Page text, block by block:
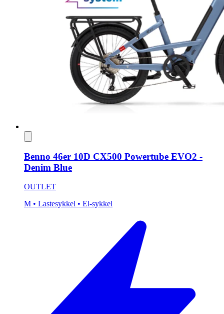
Benno 46er 10D CX500 Powertube EVO2 -
Denim Blue
OUTLET
M • Lastesykkel • El-sykkel